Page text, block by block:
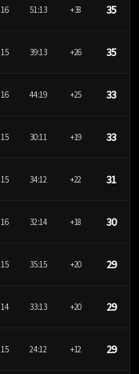
16 51:13 +38 35
15 39:13 +26 35
16 44:19 +25 33
15 30:11 +19 33
15 34:12 +22 31
16 32:14 +18 30
15 35:15 +20 29
14 33:13 +20 29
15 24:12 +12 29